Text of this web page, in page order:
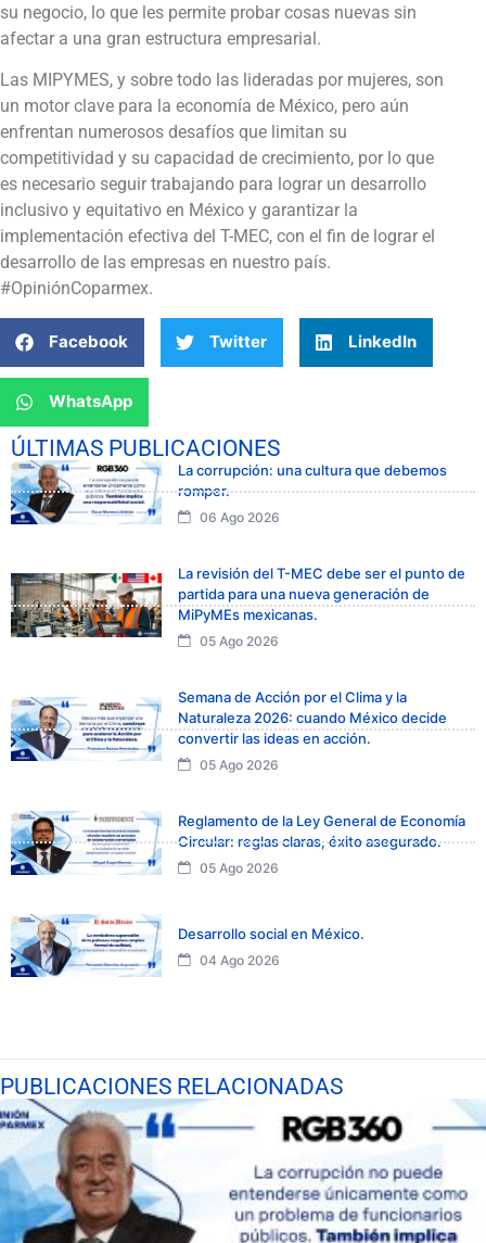
su negocio, lo que les permite probar cosas nuevas sin
afectar a una gran estructura empresarial.
Las MIPYMES, y sobre todo las lideradas por mujeres, son
un motor clave para la economía de México, pero aún
enfrentan numerosos desafíos que limitan su
competitividad y su capacidad de crecimiento, por lo que
es necesario seguir trabajando para lograr un desarrollo
inclusivo y equitativo en México y garantizar la
implementación efectiva del T-MEC, con el fin de lograr el
desarrollo de las empresas en nuestro país.
#OpiniónCoparmex.
Facebook Twitter LinkedIn
WhatsApp
ÚLTIMAS PUBLICACIONES
La corrupción: una cultura que debemos
romper.
06 Ago 2026
La revisión del T-MEC debe ser el punto de
partida para una nueva generación de
MiPyMEs mexicanas.
05 Ago 2026
Semana de Acción por el Clima y la
Naturaleza 2026: cuando México decide
convertir las ideas en acción.
05 Ago 2026
Reglamento de la Ley General de Economía
Circular: reglas claras, éxito asegurado.
05 Ago 2026
Desarrollo social en México.
04 Ago 2026
PUBLICACIONES RELACIONADAS